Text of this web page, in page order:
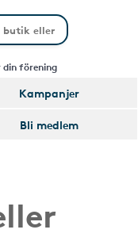
din förening
Kampanjer
Bli medlem